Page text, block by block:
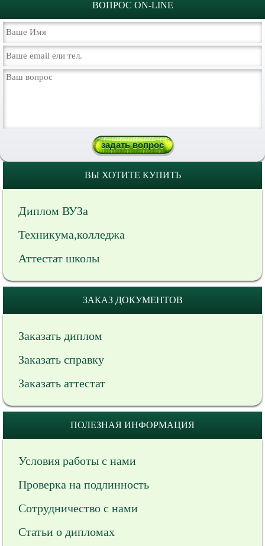
ВОПРОС ON-LINE
ВЫ ХОТИТЕ КУПИТЬ
Диплом ВУЗа
Техникума,колледжа
Аттестат школы
ЗАКАЗ ДОКУМЕНТОВ
Заказать диплом
Заказать справку
Заказать аттестат
ПОЛЕЗНАЯ ИНФОРМАЦИЯ
Условия работы с нами
Проверка на подлинность
Сотрудничество с нами
Статьи о дипломах